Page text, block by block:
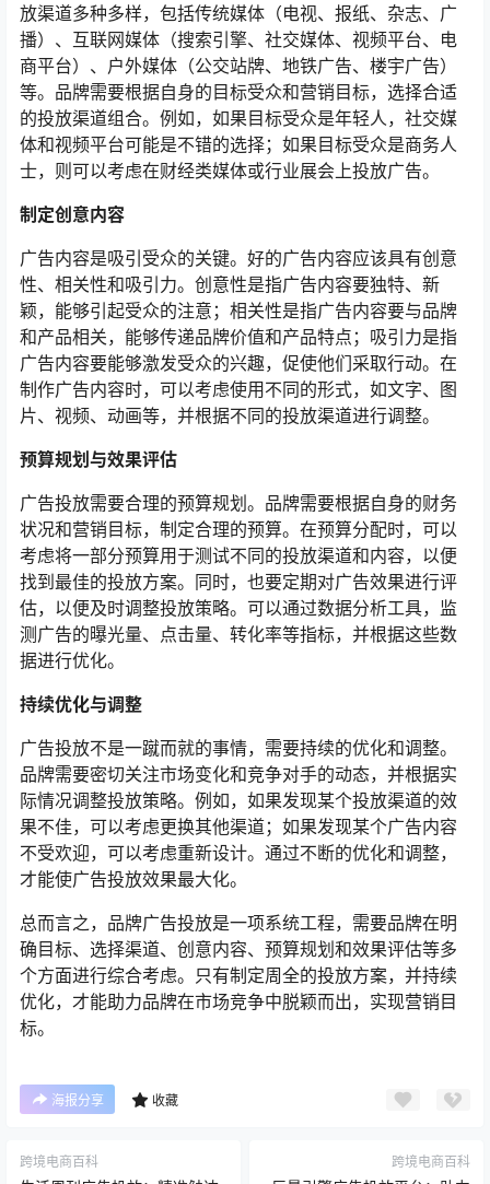
放渠道多种多样，包括传统媒体（电视、报纸、杂志、广
播）、互联网媒体（搜索引擎、社交媒体、视频平台、电
商平台）、户外媒体（公交站牌、地铁广告、楼宇广告）
等。品牌需要根据自身的目标受众和营销目标，选择合适
的投放渠道组合。例如，如果目标受众是年轻人，社交媒
体和视频平台可能是不错的选择；如果目标受众是商务人
士，则可以考虑在财经类媒体或行业展会上投放广告。
制定创意内容
广告内容是吸引受众的关键。好的广告内容应该具有创意
性、相关性和吸引力。创意性是指广告内容要独特、新
颖，能够引起受众的注意；相关性是指广告内容要与品牌
和产品相关，能够传递品牌价值和产品特点；吸引力是指
广告内容要能够激发受众的兴趣，促使他们采取行动。在
制作广告内容时，可以考虑使用不同的形式，如文字、图
片、视频、动画等，并根据不同的投放渠道进行调整。
预算规划与效果评估
广告投放需要合理的预算规划。品牌需要根据自身的财务
状况和营销目标，制定合理的预算。在预算分配时，可以
考虑将一部分预算用于测试不同的投放渠道和内容，以便
找到最佳的投放方案。同时，也要定期对广告效果进行评
估，以便及时调整投放策略。可以通过数据分析工具，监
测广告的曝光量、点击量、转化率等指标，并根据这些数
据进行优化。
持续优化与调整
广告投放不是一蹴而就的事情，需要持续的优化和调整。
品牌需要密切关注市场变化和竞争对手的动态，并根据实
际情况调整投放策略。例如，如果发现某个投放渠道的效
果不佳，可以考虑更换其他渠道；如果发现某个广告内容
不受欢迎，可以考虑重新设计。通过不断的优化和调整，
才能使广告投放效果最大化。
总而言之，品牌广告投放是一项系统工程，需要品牌在明
确目标、选择渠道、创意内容、预算规划和效果评估等多
个方面进行综合考虑。只有制定周全的投放方案，并持续
优化，才能助力品牌在市场竞争中脱颖而出，实现营销目
标。
海报分享 收藏
跨境电商百科 跨境电商百科